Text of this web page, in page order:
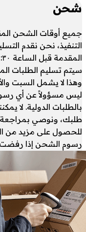
شحن
جميع أوقات الشحن
التنفيذ، نحن نقدم
سيتم تسليم الطلبات
وهذا لا يشمل السبت
ليس مسؤولاً عن أي
بالطلبات الدولية. لا
طلبك، ونوصي
للحصول على مزيد من
رسوم الشحن إذا رفضت